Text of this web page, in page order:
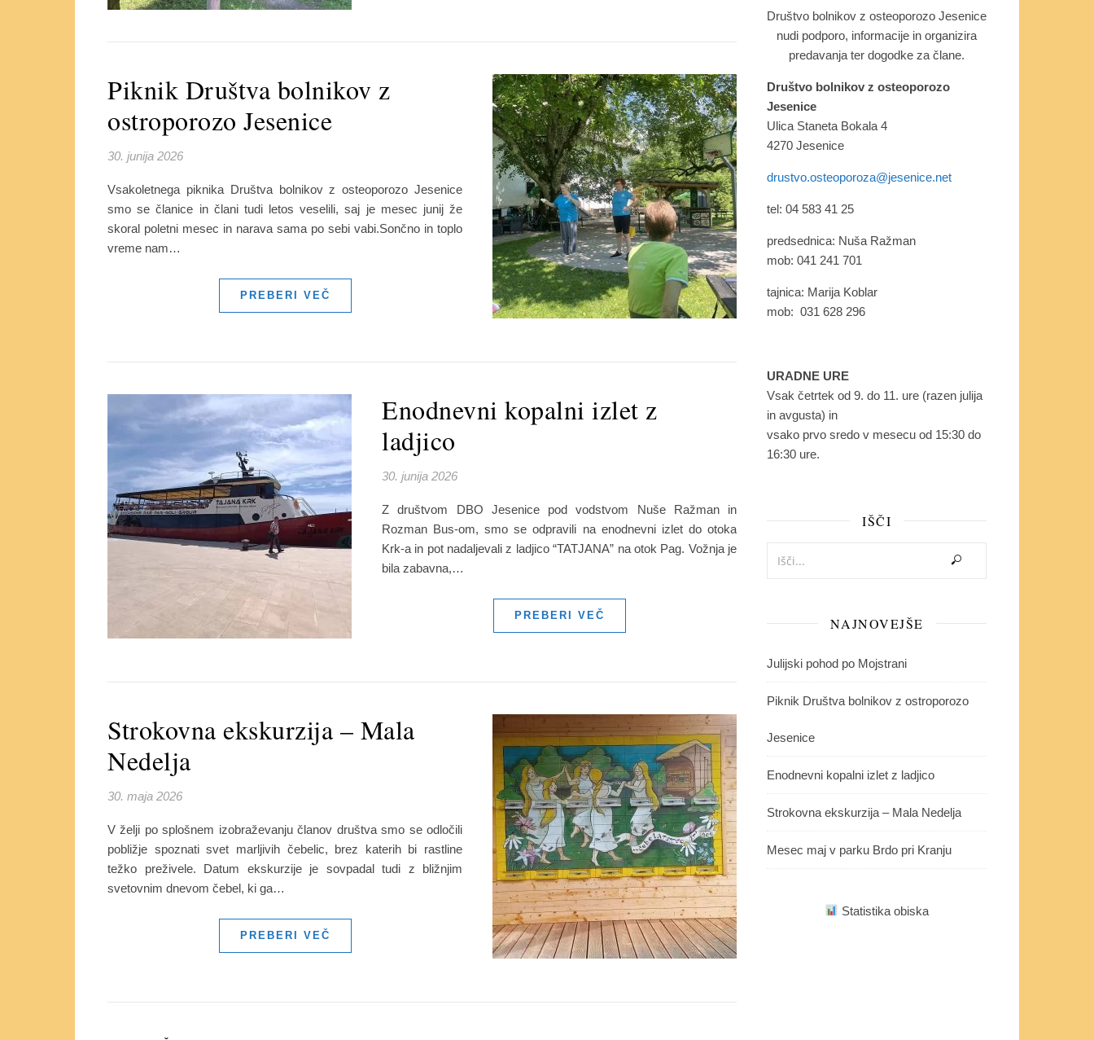
Piknik Društva bolnikov z
ostroporozo Jesenice
30. junija 2026
Vsakoletnega piknika Društva bolnikov z osteoporozo Jesenice
smo se članice in člani tudi letos veselili, saj je mesec junij že
skoral poletni mesec in narava sama po sebi vabi.Sončno in toplo
vreme nam…
PREBERI VEČ
Enodnevni kopalni izlet z
ladjico
30. junija 2026
Z društvom DBO Jesenice pod vodstvom Nuše Ražman in
Rozman Bus-om, smo se odpravili na enodnevni izlet do otoka
Krk-a in pot nadaljevali z ladjico “TATJANA” na otok Pag. Vožnja je
bila zabavna,…
PREBERI VEČ
Strokovna ekskurzija – Mala
Nedelja
30. maja 2026
V želji po splošnem izobraževanju članov društva smo se odločili
pobližje spoznati svet marljivih čebelic, brez katerih bi rastline
težko preživele. Datum ekskurzije je sovpadal tudi z bližnjim
svetovnim dnevom čebel, ki ga…
PREBERI VEČ
Društvo bolnikov z osteoporozo Jesenice
nudi podporo, informacije in organizira
predavanja ter dogodke za člane.
Društvo bolnikov z osteoporozo
Jesenice
Ulica Staneta Bokala 4
4270 Jesenice
drustvo.osteoporoza@jesenice.net
tel: 04 583 41 25
predsednica: Nuša Ražman
mob: 041 241 701
tajnica: Marija Koblar
mob: 031 628 296
URADNE URE
Vsak četrtek od 9. do 11. ure (razen julija
in avgusta) in
vsako prvo sredo v mesecu od 15:30 do
16:30 ure.
IŠČI
NAJNOVEJŠE
Julijski pohod po Mojstrani
Piknik Društva bolnikov z ostroporozo
Jesenice
Enodnevni kopalni izlet z ladjico
Strokovna ekskurzija – Mala Nedelja
Mesec maj v parku Brdo pri Kranju
Statistika obiska